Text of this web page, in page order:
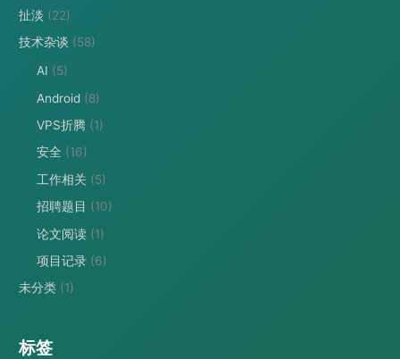
扯淡 (22)
技术杂谈 (58)
AI (5)
Android (8)
VPS折腾 (1)
安全 (16)
工作相关 (5)
招聘题目 (10)
论文阅读 (1)
项目记录 (6)
未分类 (1)
标签